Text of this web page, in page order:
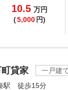
10.5 万円
(5,000 円)
貸家
一戸建
駅 徒歩15分